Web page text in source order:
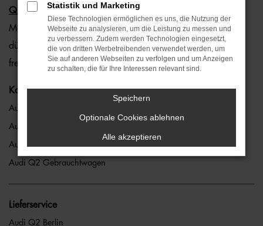
Q2 Konfigurator. Hier legen Sie exakt fest, welche Farbe,
Motorisierung und Extras Ihr Traumwagen haben soll. Und
dürfen sich auf eine schnelle Erfüllung all Ihrer Wünsche
freuen. Wir machen es möglich.
Kategorie
Audi Q2
Audi Q2 Jahreswagen
Audi Q2 Neuwagen
Audi Q2 Gebrauchtwagen
Lieferservice
Audi Q2 Berlin
Statistik und Marketing
Diese Technologien ermöglichen es uns, die Nutzung der
Webseite zu analysieren, um die Leistung zu messen und
zu verbessern. Zudem werden Technologien eingesetzt,
die von dritten Werbetreibenden verwendet werden, um
Sie auf anderen Webseiten zu verfolgen und um Anzeigen
zu schalten, die für Ihre Interessen relevant sind.
Speichern
Optionale Cookies ablehnen
Alle akzeptieren